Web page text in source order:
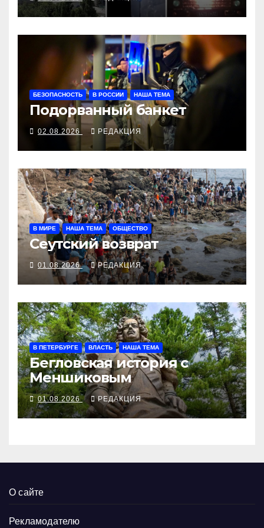
БЕЗОПАСНОСТЬ В РОССИИ НАША ТЕМА
Подорванный банкет
02.08.2026 РЕДАКЦИЯ
В МИРЕ НАША ТЕМА ОБЩЕСТВО
Сеутский возврат
01.08.2026 РЕДАКЦИЯ
В ПЕТЕРБУРГЕ ВЛАСТЬ НАША ТЕМА
Бегловская история с
Меншиковым
01.08.2026 РЕДАКЦИЯ
О сайте
Рекламодателю